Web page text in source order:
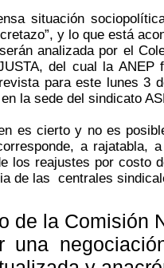
situación
y lo que está
analizada por el
del cual la
para este lunes 3
la sede del sindicato
es cierto y no es
a rajatabla,
los reajustes por costo
de las centrales
de la Comisión
una